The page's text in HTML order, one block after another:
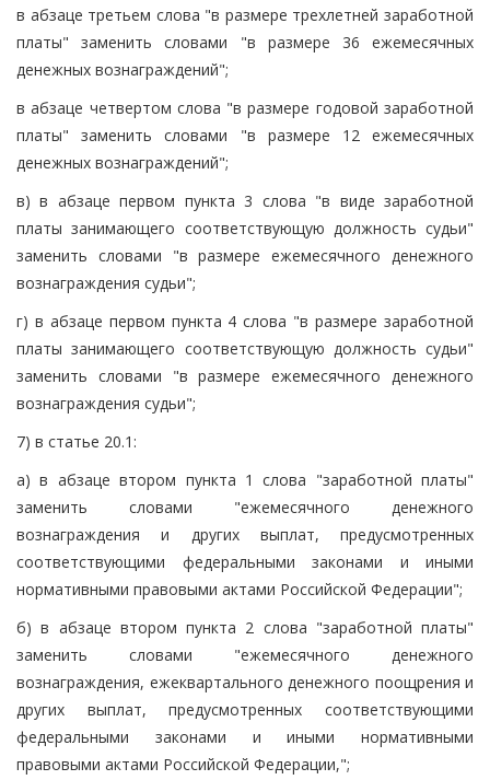
в абзаце третьем слова "в размере трехлетней заработной
платы" заменить словами "в размере 36 ежемесячных
денежных вознаграждений";
в абзаце четвертом слова "в размере годовой заработной
платы" заменить словами "в размере 12 ежемесячных
денежных вознаграждений";
в) в абзаце первом пункта 3 слова "в виде заработной
платы занимающего соответствующую должность судьи"
заменить словами "в размере ежемесячного денежного
вознаграждения судьи";
г) в абзаце первом пункта 4 слова "в размере заработной
платы занимающего соответствующую должность судьи"
заменить словами "в размере ежемесячного денежного
вознаграждения судьи";
7) в статье 20.1:
а) в абзаце втором пункта 1 слова "заработной платы"
заменить словами "ежемесячного денежного
вознаграждения и других выплат, предусмотренных
соответствующими федеральными законами и иными
нормативными правовыми актами Российской Федерации";
б) в абзаце втором пункта 2 слова "заработной платы"
заменить словами "ежемесячного денежного
вознаграждения, ежеквартального денежного поощрения и
других выплат, предусмотренных соответствующими
федеральными законами и иными нормативными
правовыми актами Российской Федерации,";